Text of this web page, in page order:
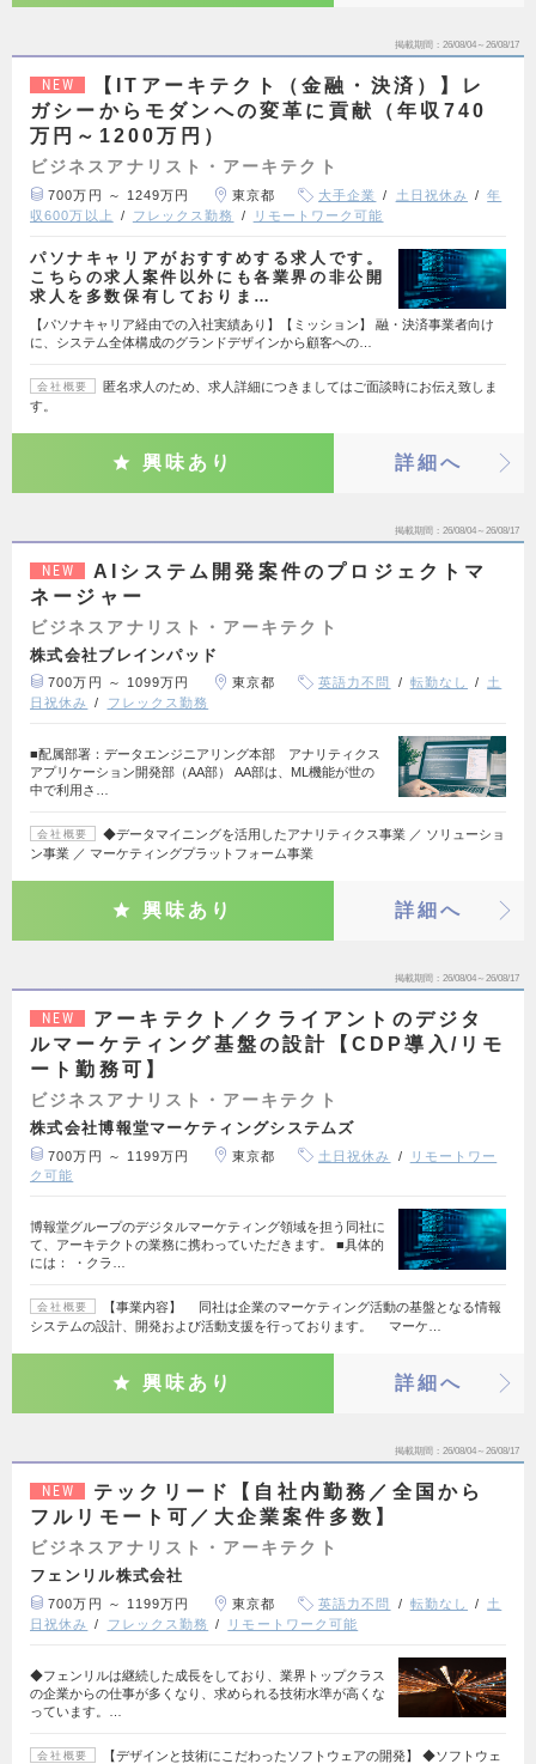
掲載期間 26/08/04～26/08/17
NEW
【ITアーキテクト（金融・決済）】レ
ガシーからモダンへの変革に貢献（年収740
万円～1200万円）
ビジネスアナリスト・アーキテクト
700万円 ～ 1249万円 東京都 大手企業 土日祝休み
年
収600万以上
フレックス勤務 リモートワーク可能
パソナキャリアがおすすめする求人です。
こちらの求人案件以外にも各業界の非公開
求人を多数保有しておりま…
【パソナキャリア経由での入社実績あり】【ミッション】 融・決済事業者向け
に、システム全体構成のグランドデザインから顧客への…
会社概要
匿名求人のため、求人詳細につきましてはご面談時にお伝え致しま
す。
興味あり 詳細へ
掲載期間 26/08/04～26/08/17
NEW
AIシステム開発案件のプロジェクトマ
ネージャー
ビジネスアナリスト・アーキテクト
株式会社ブレインパッド
700万円 ～ 1099万円 東京都 英語力不問 転勤なし
土
日祝休み
フレックス勤務
■配属部署：データエンジニアリング本部 アナリティクス
アプリケーション開発部（AA部） AA部は、ML機能が世の
中で利用さ…
会社概要
◆データマイニングを活用したアナリティクス事業 ／ ソリューショ
ン事業 ／ マーケティングプラットフォーム事業
興味あり 詳細へ
掲載期間 26/08/04～26/08/17
NEW
アーキテクト／クライアントのデジタ
ルマーケティング基盤の設計【CDP導入/リモ
ート勤務可】
ビジネスアナリスト・アーキテクト
株式会社博報堂マーケティングシステムズ
700万円 ～ 1199万円 東京都 土日祝休み
リモートワー
ク可能
博報堂グループのデジタルマーケティング領域を担う同社に
て、アーキテクトの業務に携わっていただきます。 ■具体的
には： ・クラ…
会社概要
【事業内容】 同社は企業のマーケティング活動の基盤となる情報
システムの設計、開発および活動支援を行っております。 マーケ…
興味あり 詳細へ
掲載期間 26/08/04～26/08/17
NEW
テックリード【自社内勤務／全国から
フルリモート可／大企業案件多数】
ビジネスアナリスト・アーキテクト
フェンリル株式会社
700万円 ～ 1199万円 東京都 英語力不問 転勤なし
土
日祝休み
フレックス勤務 リモートワーク可能
◆フェンリルは継続した成長をしており、業界トップクラス
の企業からの仕事が多くなり、求められる技術水準が高くな
っています。…
会社概要
【デザインと技術にこだわったソフトウェアの開発】 ◆ソフトウェ